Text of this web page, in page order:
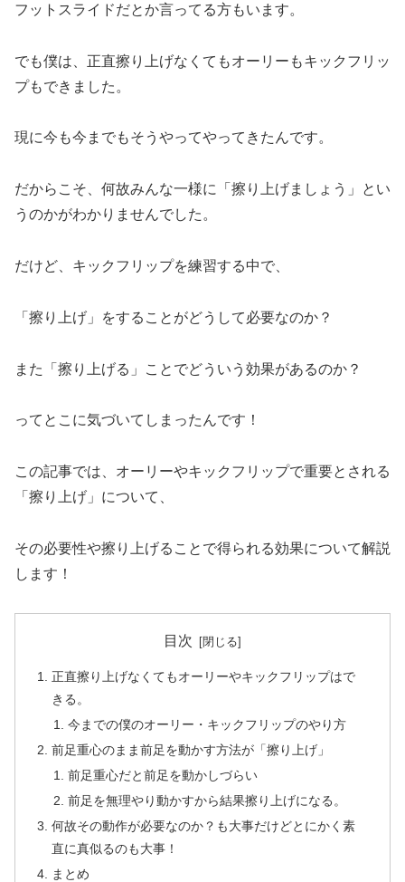
フットスライドだとか言ってる方もいます。
でも僕は、正直擦り上げなくてもオーリーもキックフリッ
プもできました。
現に今も今までもそうやってやってきたんです。
だからこそ、何故みんな一様に「擦り上げましょう」とい
うのかがわかりませんでした。
だけど、キックフリップを練習する中で、
「擦り上げ」をすることがどうして必要なのか？
また「擦り上げる」ことでどういう効果があるのか？
ってとこに気づいてしまったんです！
この記事では、オーリーやキックフリップで重要とされる
「擦り上げ」について、
その必要性や擦り上げることで得られる効果について解説
します！
目次
正直擦り上げなくてもオーリーやキックフリップはで
きる。
今までの僕のオーリー・キックフリップのやり方
前足重心のまま前足を動かす方法が「擦り上げ」
前足重心だと前足を動かしづらい
前足を無理やり動かすから結果擦り上げになる。
何故その動作が必要なのか？も大事だけどとにかく素
直に真似るのも大事！
まとめ